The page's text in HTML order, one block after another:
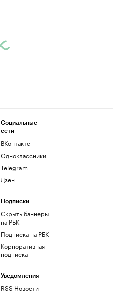
Социальные
сети
ВКонтакте
Одноклассники
Telegram
Дзен
Подписки
Скрыть баннеры
на РБК
Подписка на РБК
Корпоративная
подписка
Уведомления
RSS Новости